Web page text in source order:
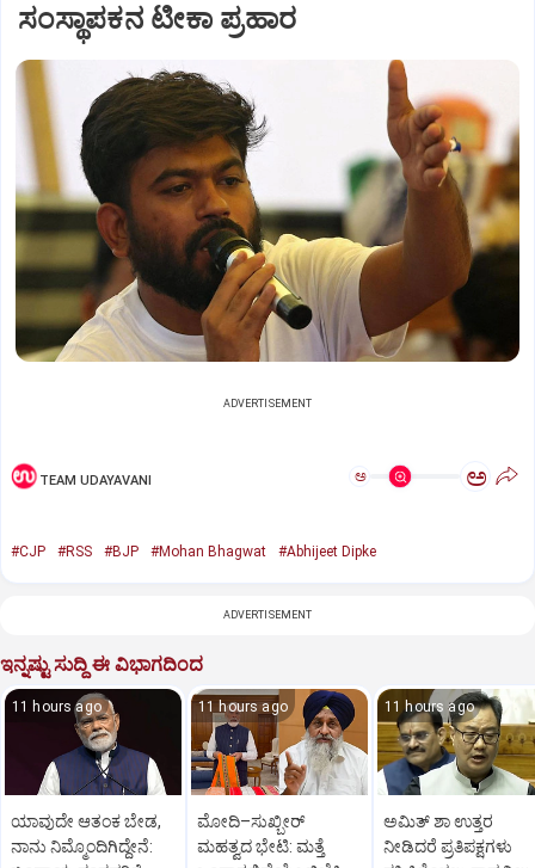
ಸಂಸ್ಥಾಪಕನ ಟೀಕಾ ಪ್ರಹಾರ
ADVERTISEMENT
TEAM UDAYAVANI ಅ ಅ
#CJP #RSS #BJP #Mohan Bhagwat #Abhijeet Dipke
ADVERTISEMENT
ಇನ್ನಷ್ಟು ಸುದ್ದಿ ಈ ವಿಭಾಗದಿಂದ
11 hours ago
ಯಾವುದೇ ಆತಂಕ ಬೇಡ,
ನಾನು ನಿಮ್ಮೊಂದಿಗಿದ್ದೇನೆ:
11 hours ago
ಮೋದಿ–ಸುಖ್ಬೀರ್
ಮಹತ್ವದ ಭೇಟಿ: ಮತ್ತೆ
11 hours ago
ಅಮಿತ್ ಶಾ ಉತ್ತರ
ನೀಡಿದರೆ ಪ್ರತಿಪಕ್ಷಗಳು